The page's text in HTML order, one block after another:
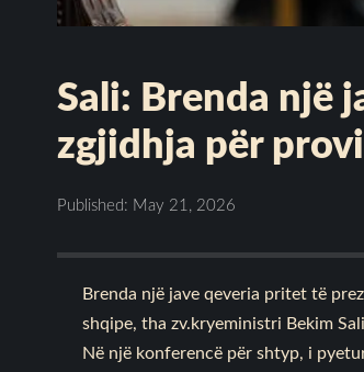
Sali: Brenda një
zgjidhja për
Published: May 21, 2026
Brenda një jave qeveria pritet të
shqipe, tha zv.kryeministri Bekim
Në një konferencë për shtyp, i